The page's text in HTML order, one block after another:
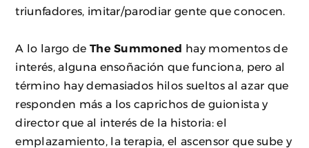
triunfadores, imitar/parodiar gente que conocen.
A lo largo de The Summoned hay momentos de
interés, alguna ensoñación que funciona, pero al
término hay demasiados hilos sueltos al azar que
responden más a los caprichos de guionista y
director que al interés de la historia: el
emplazamiento, la terapia, el ascensor que sube y